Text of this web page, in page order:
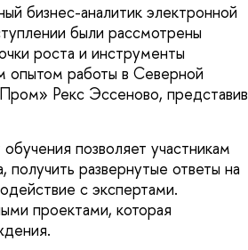
бизнес-аналитик электронной
были рассмотрены
роста и инструменты
опытом работы в Северной
Рекс Эссеново, представив
позволяет участникам
развернутые ответы на
с экспертами.
проектами, которая